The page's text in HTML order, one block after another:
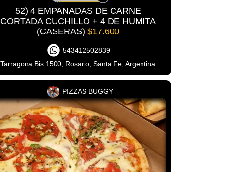
52) 4 EMPANADAS DE CARNE
CORTADA CUCHILLO + 4 DE HUMITA
(CASERAS) $17.600
543412502839
Tarragona Bis 1500, Rosario, Santa Fe, Argentina
PIZZAS BUGGY